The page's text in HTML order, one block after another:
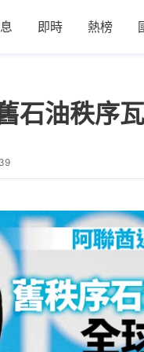
即時 熱榜
石油秩序